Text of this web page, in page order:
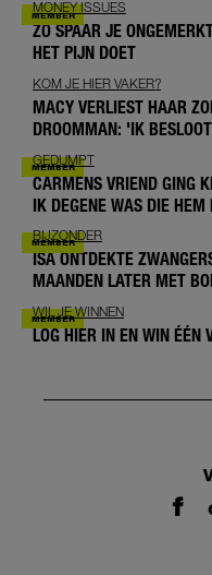
MONEY ISSUES
ZO SPAAR JE
HET PIJN DOET
KOM JE HIER VAKER?
MACY VERLIEST HAAR
DROOMMAN: 'IK
GEDUMPT
CARMENS VRIEND GING
IK DEGENE WAS DIE HEM
BIJZONDER
ISA ONTDEKTE
MAANDEN LATER MET
WIL JE WINNEN
LOG HIER IN EN WIN